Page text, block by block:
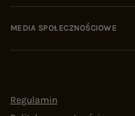
MEDIA SPOŁECZNOŚCIOWE
Regulamin